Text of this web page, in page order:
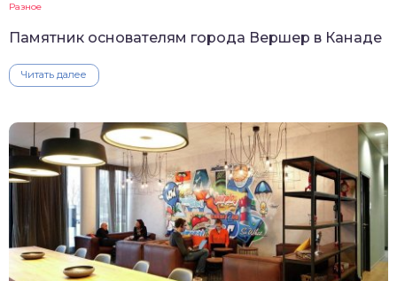
Разное
Памятник основателям города Вершер в Канаде
Читать далее